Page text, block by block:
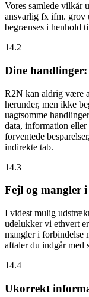
Vores samlede vilkår
ansvarlig fx ifm. grov
begrænses i henhold
14.2
Dine handlinger:
R2N kan aldrig være
herunder, men ikke
uagtsomme
data, information
forventede
indirekte tab.
14.3
Fejl og mangler i
I videst mulig
udelukker vi ethvert
mangler i forbindelse
aftaler du indgår med
14.4
Ukorrekt